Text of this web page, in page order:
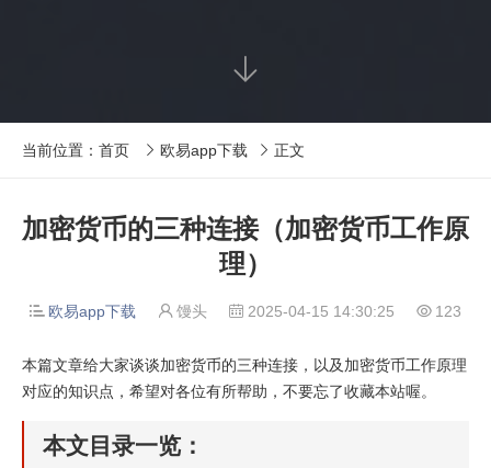

当前位置： 首页  欧易app下载  正文
加密货币的三种连接（加密货币工作原
理）
 欧易app下载  馒头  2025-04-15 14:30:25  123
本篇文章给大家谈谈加密货币的三种连接，以及加密货币工作原理
对应的知识点，希望对各位有所帮助，不要忘了收藏本站喔。
本文目录一览：